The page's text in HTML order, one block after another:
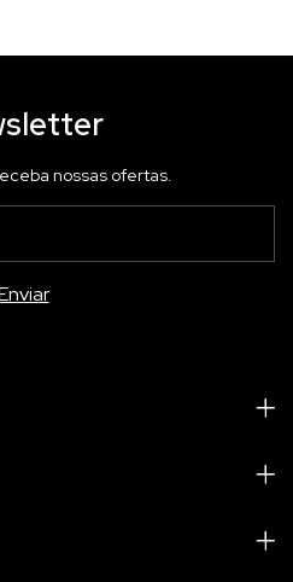
nossas ofertas.